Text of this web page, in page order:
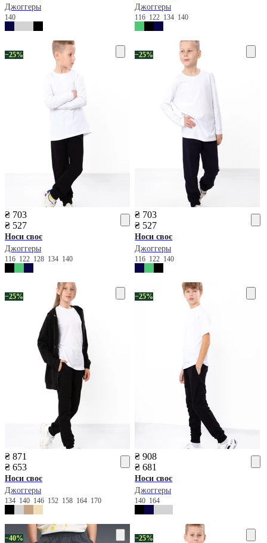
Джоггеры
140
Джоггеры
116 122 134 140
−25%
₴ 703
₴ 527
Носи своє
Джоггеры
116 122 128 134 140
−25%
₴ 703
₴ 527
Носи своє
Джоггеры
116 122 140
−25%
₴ 871
₴ 653
Носи своє
Джоггеры
134 140 146 152 158 164 170
−25%
₴ 908
₴ 681
Носи своє
Джоггеры
140 164
−40% −25%